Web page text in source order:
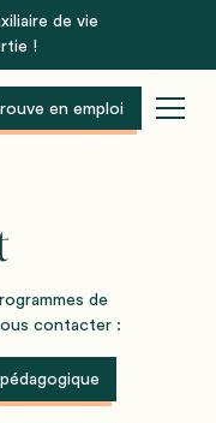
de vie
!
en emploi
de
contacter :